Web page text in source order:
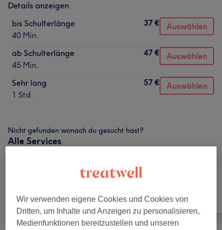
Details anzeigen
bis Schulterlänge
40 Min.
37 € Auswählen
ab Schulterlänge
45 Min.
47 € Auswählen
Sehr lang
1 Std.
57 € Auswählen
Nicht gefunden wonach du gesucht hast?
Alle Services
Alle Friseur
Wir verwenden eigene Cookies und Cookies von
Dritten, um Inhalte und Anzeigen zu personalisieren,
Medienfunktionen bereitzustellen und unseren